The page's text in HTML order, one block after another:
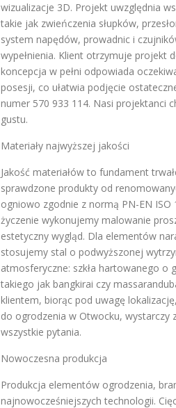
wizualizacje 3D. Projekt uwzględnia
takie jak zwieńczenia słupków,
system napędów, prowadnic i
wypełnienia. Klient otrzymuje projekt
koncepcja w pełni odpowiada
posesji, co ułatwia podjęcie
numer 570 933 114. Nasi projektanci
gustu.
Materiały najwyższej jakości
Jakość materiałów to fundament
sprawdzone produkty od
ogniowo zgodnie z normą PN-EN
życzenie wykonujemy malowanie
estetyczny wygląd. Dla elementów
stosujemy stal o podwyższonej
atmosferyczne: szkła hartowanego o
takiego jak bangkirai czy
klientem, biorąc pod uwagę
do ogrodzenia w Otwocku, wystarczy
wszystkie pytania.
Nowoczesna produkcja
Produkcja elementów ogrodzenia,
najnowocześniejszych technologii.